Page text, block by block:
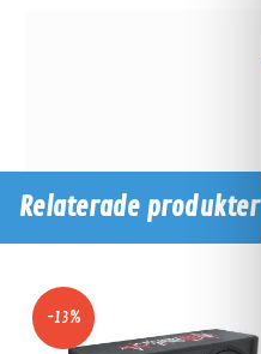
Relaterade produkter
-13%